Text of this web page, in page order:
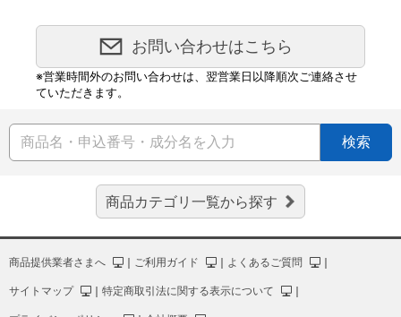
お問い合わせはこちら
※営業時間外のお問い合わせは、翌営業日以降順次ご連絡させ
ていただきます。
検索
商品カテゴリ一覧から探す
商品提供業者さまへ ｜ ご利用ガイド ｜ よくあるご質問 ｜
サイトマップ ｜ 特定商取引法に関する表示について ｜